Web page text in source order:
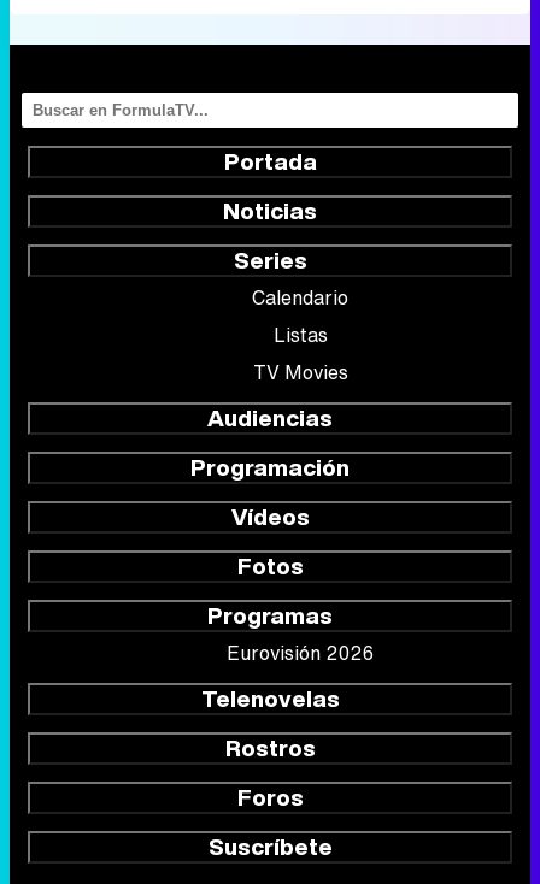
Portada
Noticias
Series
Calendario
Listas
TV Movies
Audiencias
Programación
Vídeos
Fotos
Programas
Eurovisión 2026
Telenovelas
Rostros
Foros
Suscríbete